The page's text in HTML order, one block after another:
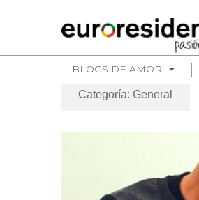
BLOGS DE AMOR
Categoría: General